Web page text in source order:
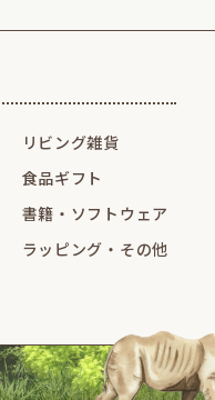
リビング雑貨
食品ギフト
書籍・ソフトウェア
ラッピング・その他